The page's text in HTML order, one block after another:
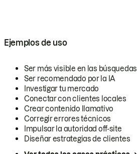
Ejemplos de uso
Ser más visible en las búsquedas
Ser recomendado por la IA
Investigar tu mercado
Conectar con clientes locales
Crear contenido llamativo
Corregir errores técnicos
Impulsar la autoridad off-site
Diseñar estrategias de clientes